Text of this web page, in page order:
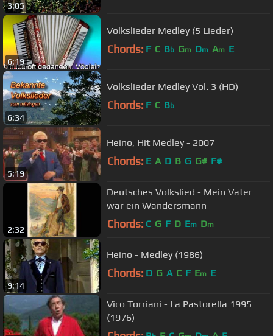
3:05
6:19
Volkslieder Medley (5 Lieder)
Chords: F C Bb Gm Dm Am E
6:34
Volkslieder Medley Vol. 3 (HD)
Chords: F C Bb
5:19
Heino, Hit Medley - 2007
Chords: E A D B G G# F#
2:32
Deutsches Volkslied - Mein Vater
war ein Wandersmann
Chords: C G F D Em Dm
9:14
Heino - Medley (1986)
Chords: D G A C F Em E
Vico Torriani - La Pastorella 1995
(1976)